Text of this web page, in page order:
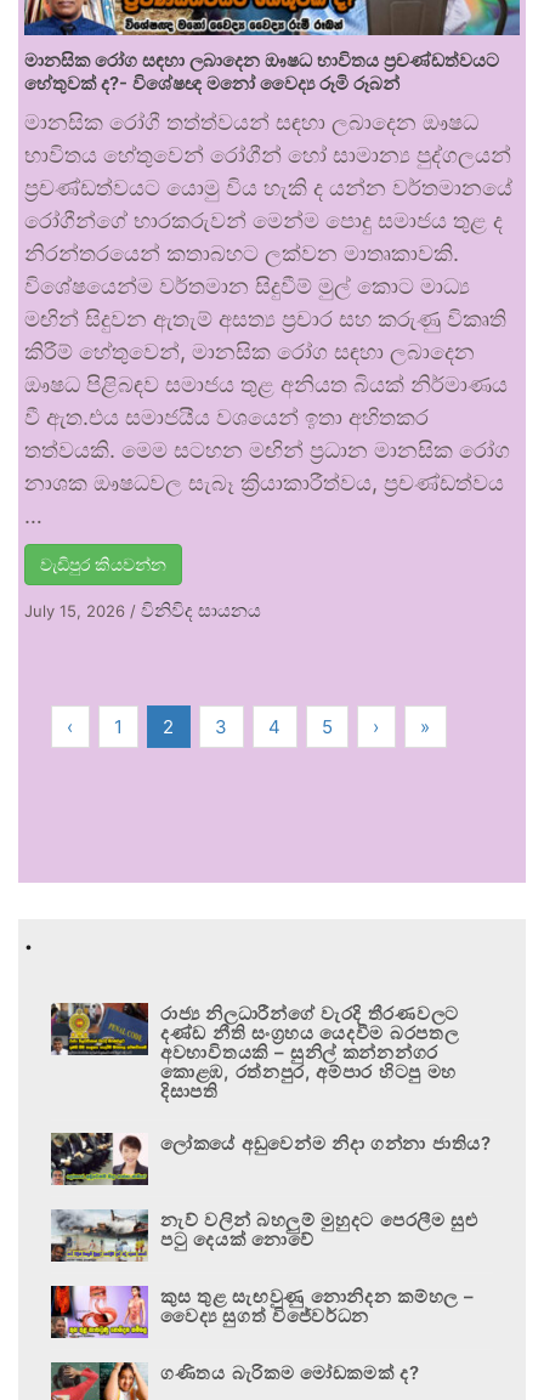
මානසික රෝග සඳහා ලබාදෙන ඖෂධ භාවිතය ප්‍රචණ්ඩත්වයට
හේතුවක් ද?- විශේෂඥ මනෝ වෛද්‍ය රූමි රූබන්
මානසික රෝගී තත්ත්වයන් සඳහා ලබාදෙන ඖෂධ
භාවිතය හේතුවෙන් රෝගීන් හෝ සාමාන්‍ය පුද්ගලයන්
ප්‍රචණ්ඩත්වයට යොමු විය හැකි ද යන්න වර්තමානයේ
රෝගීන්ගේ භාරකරුවන් මෙන්ම පොදු සමාජය තුළ ද
නිරන්තරයෙන් කතාබහට ලක්වන මාතෘකාවකි.
විශේෂයෙන්ම වර්තමාන සිදුවීම් මුල් කොට මාධ්‍ය
මඟින් සිදුවන ඇතැම් අසත්‍ය ප්‍රචාර සහ කරුණු විකෘති
කිරීම් හේතුවෙන්, මානසික රෝග සඳහා ලබාදෙන
ඖෂධ පිළිබඳව සමාජය තුළ අනියත බියක් නිර්මාණය
වී ඇත.එය සමාජයීය වශයෙන් ඉතා අහිතකර
තත්වයකි. මෙම සටහන මඟින් ප්‍රධාන මානසික රෝග
නාශක ඖෂධවල සැබෑ ක්‍රියාකාරීත්වය, ප්‍රචණ්ඩත්වය
…
වැඩිපුර කියවන්න
July 15, 2026 / විනිවිද සායනය
‹ 1 2 3 4 5 › »
.
රාජ්‍ය නිලධාරීන්ගේ වැරදි තීරණවලට
දණ්ඩ නීති සංග්‍රහය යෙදවීම බරපතල
අවභාවිතයකි – සුනිල් කන්නන්ගර
කොළඹ, රත්නපුර, අම්පාර හිටපු මහ
දිසාපති
ලෝකයේ අඩුවෙන්ම නිදා ගන්නා ජාතිය?
නැව් වලින් බහලුම් මුහුදට පෙරලීම සුළු
පටු දෙයක් නොවේ
කුස තුළ සැඟවුණු නොනිදන කම්හල –
වෛද්‍ය සුගත් විජේවර්ධන
ගණිතය බැරිකම මෝඩකමක් ද?